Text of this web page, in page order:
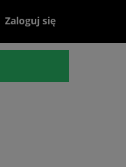
Zaloguj się